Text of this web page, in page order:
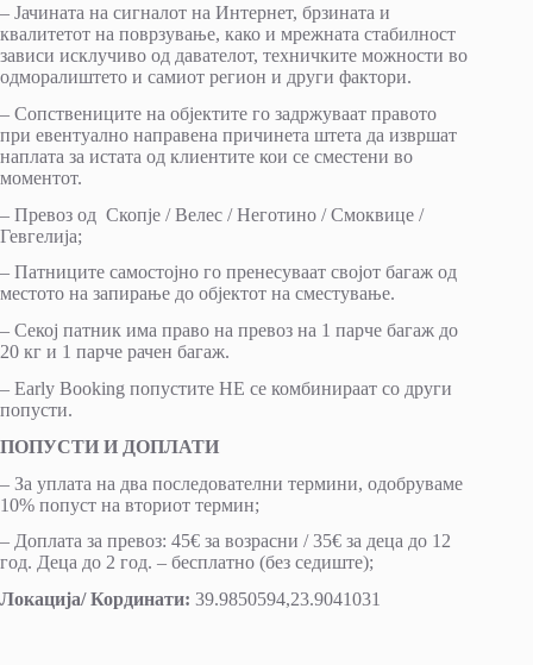
– Јачината на сигналот на Интернет, брзината и
квалитетот на поврзување, како и мрежната стабилност
зависи исклучиво од давателот, техничките можности во
одморалиштето и самиот регион и други фактори.
– Сопствениците на објектите го задржуваат правото
при евентуално направена причинета штета да извршат
наплата за истата од клиентите кои се сместени во
моментот.
– Превоз од Скопје / Велес / Неготино / Смоквице /
Гевгелија;
– Патниците самостојно го пренесуваат својот багаж од
местото на запирање до објектот на сместување.
– Секој патник има право на превоз на 1 парче багаж до
20 кг и 1 парче рачен багаж.
– Еarly Booking попустите НЕ се комбинираат со други
попусти.
ПОПУСТИ И ДОПЛАТИ
– За уплата на два последователни термини, одобруваме
10% попуст на вториот термин;
– Доплата за превоз: 45€ за возрасни / 35€ за деца до 12
год. Деца до 2 год. – бесплатно (без седиште);
Локација/ Кординати: 39.9850594,23.9041031